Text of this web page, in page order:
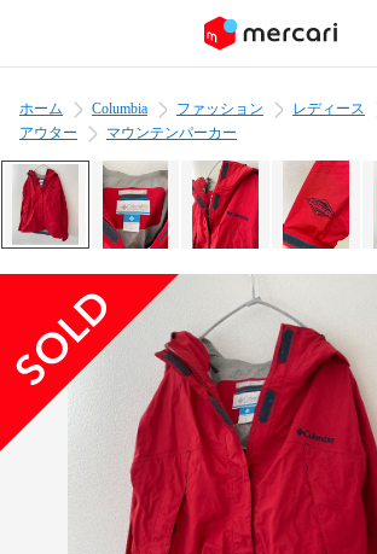
ホーム Columbia ファッション レディース
アウター
マウンテンパーカー